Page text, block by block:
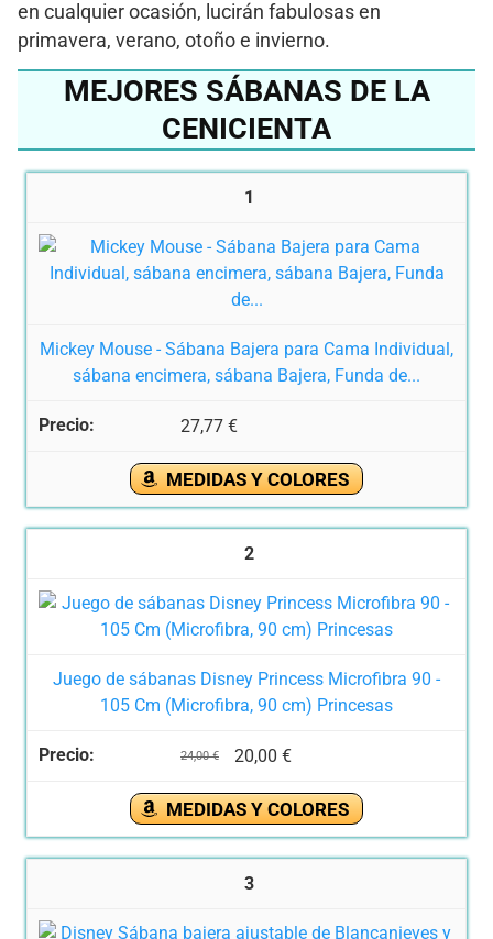
en cualquier ocasión, lucirán fabulosas en
primavera, verano, otoño e invierno.
MEJORES SÁBANAS DE LA
CENICIENTA
1
Mickey Mouse - Sábana Bajera para Cama Individual,
sábana encimera, sábana Bajera, Funda de...
27,77 €
MEDIDAS Y COLORES
2
Juego de sábanas Disney Princess Microfibra 90 -
105 Cm (Microfibra, 90 cm) Princesas
24,00 € 20,00 €
MEDIDAS Y COLORES
3